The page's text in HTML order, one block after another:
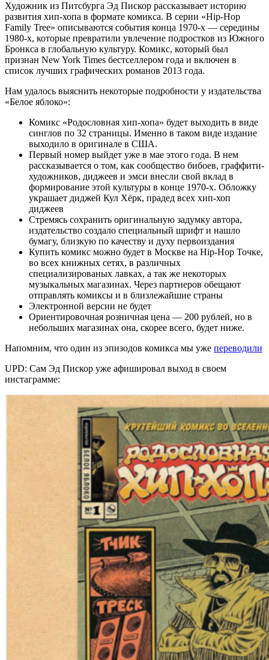
Художник из Питсбурга Эд Пискор рассказывает историю
развития хип-хопа в формате комикса. В серии «Hip-Hop
Family Tree» описываются события конца 1970-х — середины
1980-х, которые превратили увлечение подростков из Южного
Бронкса в глобальную культуру. Комикс, который был
признан New York Times бестселлером года и включен в
список лучших графических романов 2013 года.
Нам удалось выяснить некоторые подробности у издательства
«Белое яблоко»:
Комикс «Родословная хип-хопа» будет выходить в виде
синглов по 32 страницы. Именно в таком виде издание
выходило в оригинале в США.
Первый номер выйдет уже в мае этого года. В нем
рассказывается о том, как сообщество бибоев, граффити-
художников, диджеев и эмси внесли свой вклад в
формирование этой культуры в конце 1970-х. Обложку
украшает диджей Кул Хёрк, прадед всех хип-хоп
диджеев
Стремясь сохранить оригинальную задумку автора,
издательство создало специальный шрифт и нашло
бумагу, близкую по качеству и духу первоиздания
Купить комикс можно будет в Москве на Hip-Hop Точке,
во всех книжных сетях, в различных
специализированых лавках, а так же некоторых
музыкальных магазинах. Через партнеров обещают
отправлять комиксы и в близлежайшие страны
Электронной версии не будет
Ориентировочная розничная цена — 200 рублей, но в
небольших магазинах она, скорее всего, будет ниже.
Напомним, что один из эпизодов комикса мы уже переводили
UPD: Сам Эд Пискор уже афишировал выход в своем
инстаграмме: